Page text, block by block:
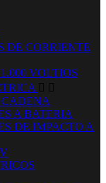
DE CORRIENTE
VOLTIOS
 
A BATERIA
DE IMPACTO A